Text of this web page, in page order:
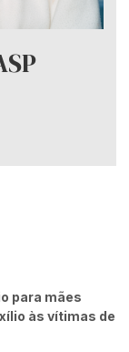
para mães
às vítimas de